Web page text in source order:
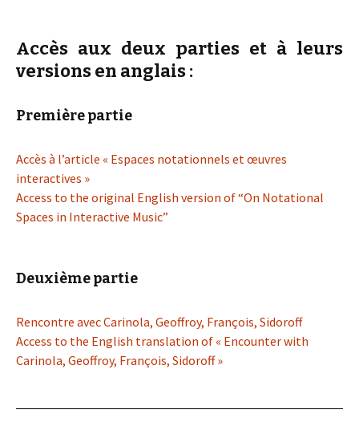
Accès aux deux parties et à leurs
versions en anglais :
Première partie
Accès à l’article « Espaces notationnels et œuvres
interactives »
Access to the original English version of “On Notational
Spaces in Interactive Music”
Deuxième partie
Rencontre avec Carinola, Geoffroy, François, Sidoroff
Access to the English translation of « Encounter with
Carinola, Geoffroy, François, Sidoroff »